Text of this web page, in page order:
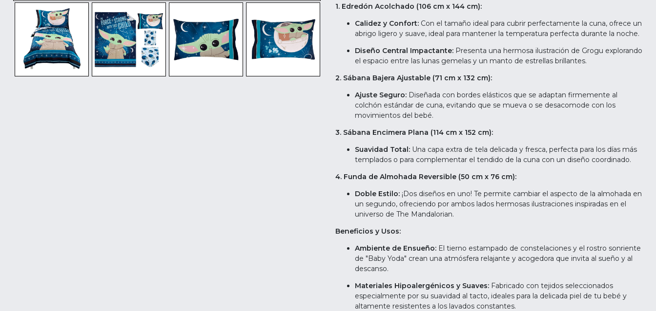
1. Edredón Acolchado (106 cm x 144 cm):
Calidez y Confort: Con el tamaño ideal para cubrir perfectamente la cuna, ofrece un
abrigo ligero y suave, ideal para mantener la temperatura perfecta durante la noche.
Diseño Central Impactante: Presenta una hermosa ilustración de Grogu explorando
el espacio entre las lunas gemelas y un manto de estrellas brillantes.
2. Sábana Bajera Ajustable (71 cm x 132 cm):
Ajuste Seguro: Diseñada con bordes elásticos que se adaptan firmemente al
colchón estándar de cuna, evitando que se mueva o se desacomode con los
movimientos del bebé.
3. Sábana Encimera Plana (114 cm x 152 cm):
Suavidad Total: Una capa extra de tela delicada y fresca, perfecta para los días más
templados o para complementar el tendido de la cuna con un diseño coordinado.
4. Funda de Almohada Reversible (50 cm x 76 cm):
Doble Estilo: ¡Dos diseños en uno! Te permite cambiar el aspecto de la almohada en
un segundo, ofreciendo por ambos lados hermosas ilustraciones inspiradas en el
universo de The Mandalorian.
Beneficios y Usos:
Ambiente de Ensueño: El tierno estampado de constelaciones y el rostro sonriente
de "Baby Yoda" crean una atmósfera relajante y acogedora que invita al sueño y al
descanso.
Materiales Hipoalergénicos y Suaves: Fabricado con tejidos seleccionados
especialmente por su suavidad al tacto, ideales para la delicada piel de tu bebé y
altamente resistentes a los lavados constantes.